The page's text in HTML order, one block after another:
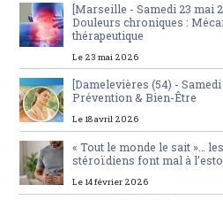
[Marseille - Samedi 23 mai
Douleurs chroniques :
thérapeutique
Le 23 mai 2026
[Damelevières (54) -
Prévention & Bien-Être
Le 18 avril 2026
« Tout le monde le sait »…
stéroïdiens font mal à
Le 14 février 2026